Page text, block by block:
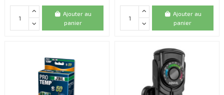
Ajouter au
panier
Ajouter au
panier